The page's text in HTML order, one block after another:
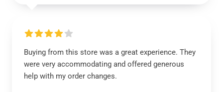
Buying from this store was a great experience. They
were very accommodating and offered generous
help with my order changes.